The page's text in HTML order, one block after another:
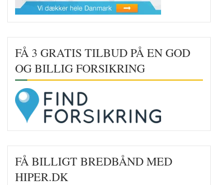
FÅ 3 GRATIS TILBUD PÅ EN GOD
OG BILLIG FORSIKRING
FÅ BILLIGT BREDBÅND MED
HIPER.DK